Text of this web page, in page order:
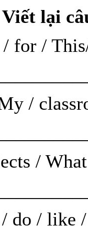
lại
for /
/
/
do / like